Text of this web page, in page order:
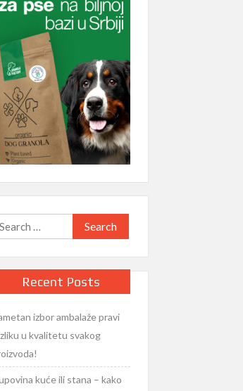
Search
for:
Recent Posts
izbor ambalaže pravi
u kvalitetu svakog
kuće ili stana – kako